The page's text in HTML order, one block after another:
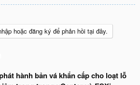
hoặc đăng ký để phản hồi tại đây.
hành bản vá khẩn cấp cho loạt lỗ